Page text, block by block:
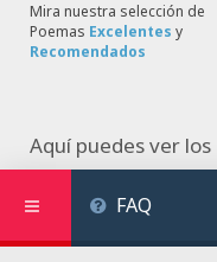
Mira nuestra selección de
Poemas Excelentes y
Recomendados
Aquí puedes ver los
FAQ